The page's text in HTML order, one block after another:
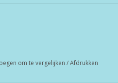
gespeeld weer vervangende
om te vergelijken /Afdrukken